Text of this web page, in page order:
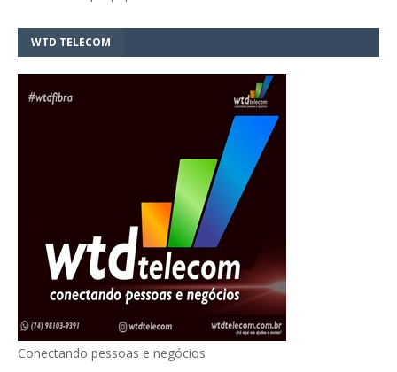
WTD TELECOM
Conectando pessoas e negócios